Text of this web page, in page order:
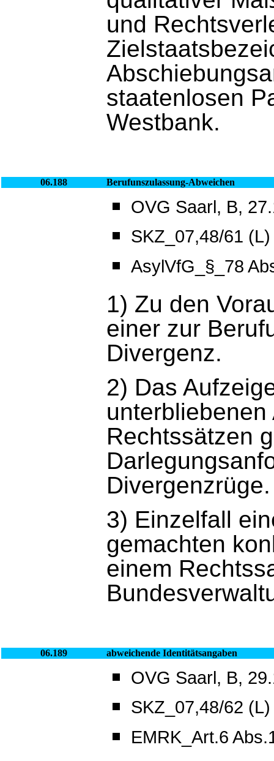
und
staatenlosen
Westbank.
06.188 Berufunszulassung-Abweichen
OVG Saarl, B,
SKZ_07,48/61
AsylVfG_§_78
1) Zu den
einer zur
Divergenz.
2) Das
Rechtssätzen
Divergenzrüge.
3) Einzelfall
gemachten
einem
06.189 abweichende Identitätsangaben
OVG Saarl, B,
SKZ_07,48/62
EMRK_Art.6